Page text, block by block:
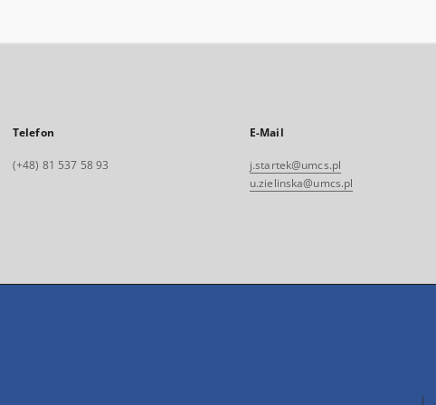
Telefon
(+48) 81 537 58 93
E-Mail
j.startek@umcs.pl
u.zielinska@umcs.pl